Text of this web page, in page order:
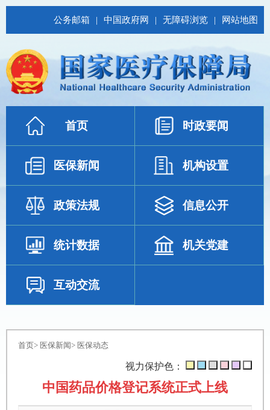
公务邮箱 | 中国政府网 | 无障碍浏览 | 网站地图
首页 时政要闻
医保新闻 机构设置
政策法规 信息公开
统计数据 机关党建
互动交流
首页> 医保新闻> 医保动态
视力保护色：
中国药品价格登记系统正式上线